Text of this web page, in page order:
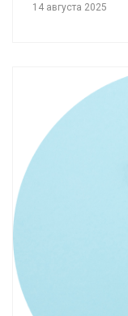
14 августа 2025